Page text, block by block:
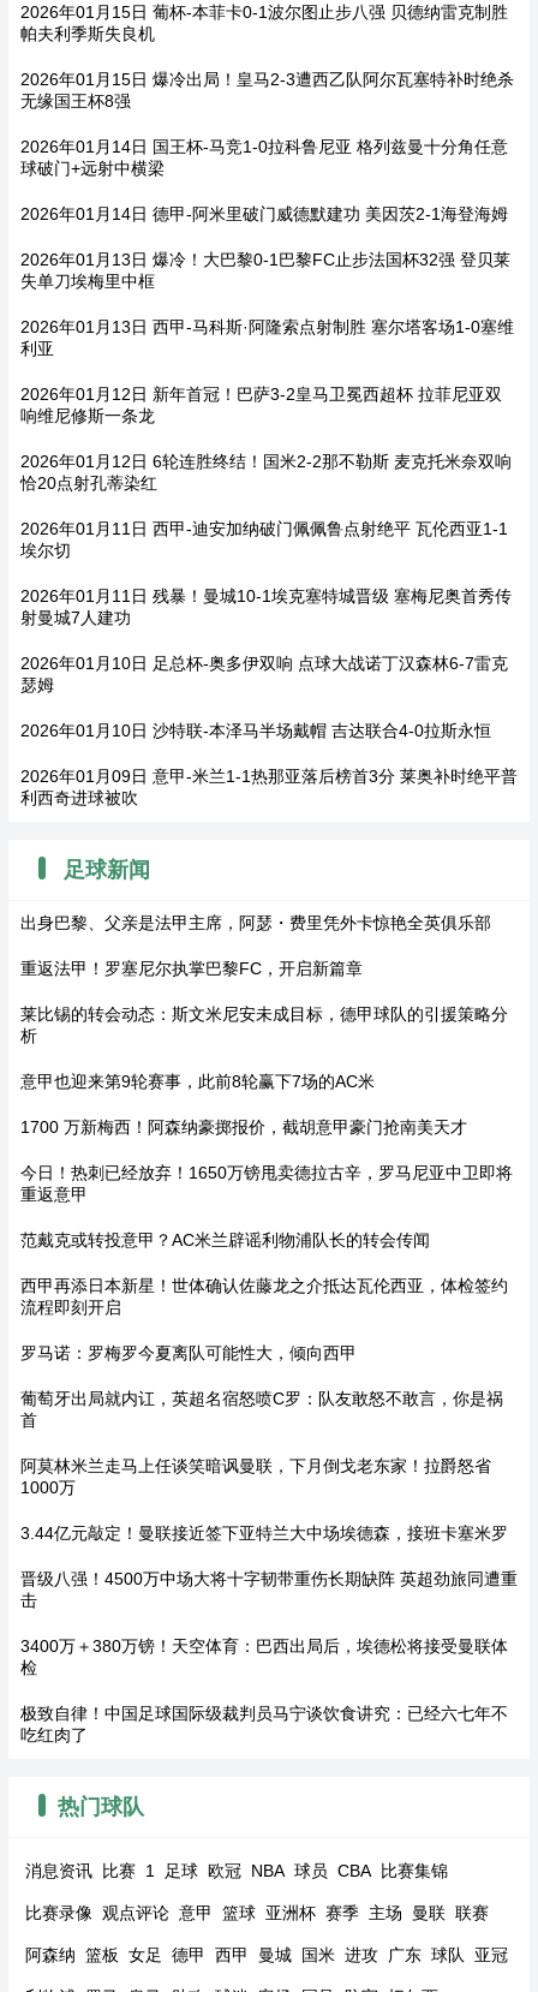
2026年01月15日 葡杯-本菲卡0-1波尔图止步八强 贝德纳雷克制胜
帕夫利季斯失良机
2026年01月15日 爆冷出局！皇马2-3遭西乙队阿尔瓦塞特补时绝杀
无缘国王杯8强
2026年01月14日 国王杯-马竞1-0拉科鲁尼亚 格列兹曼十分角任意
球破门+远射中横梁
2026年01月14日 德甲-阿米里破门威德默建功 美因茨2-1海登海姆
2026年01月13日 爆冷！大巴黎0-1巴黎FC止步法国杯32强 登贝莱
失单刀埃梅里中框
2026年01月13日 西甲-马科斯·阿隆索点射制胜 塞尔塔客场1-0塞维
利亚
2026年01月12日 新年首冠！巴萨3-2皇马卫冕西超杯 拉菲尼亚双
响维尼修斯一条龙
2026年01月12日 6轮连胜终结！国米2-2那不勒斯 麦克托米奈双响
恰20点射孔蒂染红
2026年01月11日 西甲-迪安加纳破门佩佩鲁点射绝平 瓦伦西亚1-1
埃尔切
2026年01月11日 残暴！曼城10-1埃克塞特城晋级 塞梅尼奥首秀传
射曼城7人建功
2026年01月10日 足总杯-奥多伊双响 点球大战诺丁汉森林6-7雷克
瑟姆
2026年01月10日 沙特联-本泽马半场戴帽 吉达联合4-0拉斯永恒
2026年01月09日 意甲-米兰1-1热那亚落后榜首3分 莱奥补时绝平普
利西奇进球被吹
足球新闻
出身巴黎、父亲是法甲主席，阿瑟・费里凭外卡惊艳全英俱乐部
重返法甲！罗塞尼尔执掌巴黎FC，开启新篇章
莱比锡的转会动态：斯文米尼安未成目标，德甲球队的引援策略分
析
意甲也迎来第9轮赛事，此前8轮赢下7场的AC米
1700 万新梅西！阿森纳豪掷报价，截胡意甲豪门抢南美天才
今日！热刺已经放弃！1650万镑甩卖德拉古辛，罗马尼亚中卫即将
重返意甲
范戴克或转投意甲？AC米兰辟谣利物浦队长的转会传闻
西甲再添日本新星！世体确认佐藤龙之介抵达瓦伦西亚，体检签约
流程即刻开启
罗马诺：罗梅罗今夏离队可能性大，倾向西甲
葡萄牙出局就内讧，英超名宿怒喷C罗：队友敢怒不敢言，你是祸
首
阿莫林米兰走马上任谈笑暗讽曼联，下月倒戈老东家！拉爵怒省
1000万
3.44亿元敲定！曼联接近签下亚特兰大中场埃德森，接班卡塞米罗
晋级八强！4500万中场大将十字韧带重伤长期缺阵 英超劲旅同遭重
击
3400万＋380万镑！天空体育：巴西出局后，埃德松将接受曼联体
检
极致自律！中国足球国际级裁判员马宁谈饮食讲究：已经六七年不
吃红肉了
热门球队
消息资讯 比赛 1 足球 欧冠 NBA 球员 CBA 比赛集锦
比赛录像 观点评论 意甲 篮球 亚洲杯 赛季 主场 曼联 联赛
阿森纳 篮板 女足 德甲 西甲 曼城 国米 进攻 广东 球队 亚冠